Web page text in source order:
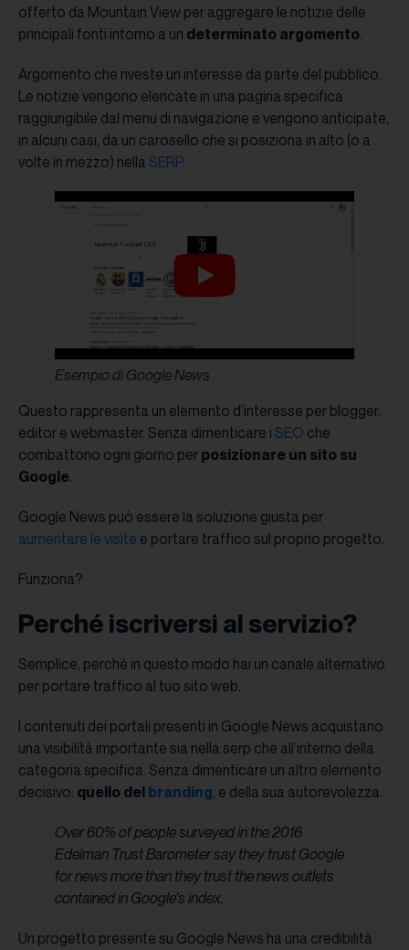
offerto da Mountain View per aggregare le notizie delle
principali fonti intorno a un determinato argomento.
Argomento che riveste un interesse da parte del pubblico.
Le notizie vengono elencate in una pagina specifica
raggiungibile dal menu di navigazione e vengono anticipate,
in alcuni casi, da un carosello che si posiziona in alto (o a
volte in mezzo) nella SERP.
Esempio di Google News
Questo rappresenta un elemento d’interesse per blogger,
editor e webmaster. Senza dimenticare i SEO che
combattono ogni giorno per posizionare un sito su
Google.
Google News può essere la soluzione giusta per
aumentare le visite e portare traffico sul proprio progetto.
Funziona?
Perché iscriversi al servizio?
Semplice, perché in questo modo hai un canale alternativo
per portare traffico al tuo sito web.
I contenuti dei portali presenti in Google News acquistano
una visibilità importante sia nella serp che all’interno della
categoria specifica. Senza dimenticare un altro elemento
decisivo: quello del branding, e della sua autorevolezza.
Over 60% of people surveyed in the 2016
Edelman Trust Barometer say they trust Google
for news more than they trust the news outlets
contained in Google’s index.
Un progetto presente su Google News ha una credibilità